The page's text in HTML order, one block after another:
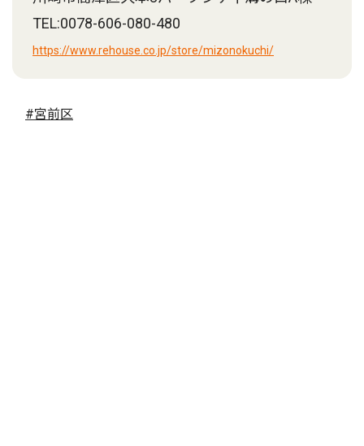
TEL:0078-606-080-480
https://www.rehouse.co.jp/store/mizonokuchi/
#宮前区